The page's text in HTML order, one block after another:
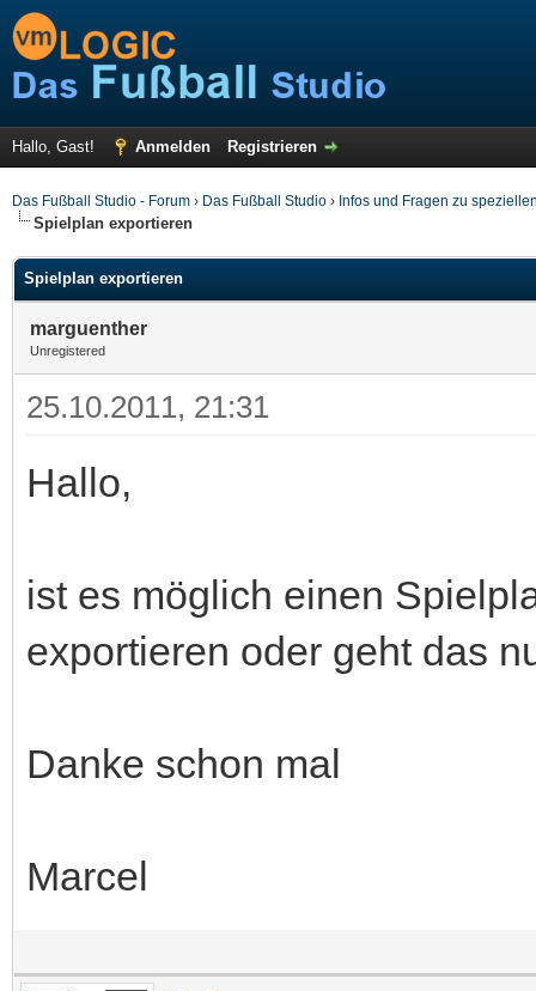
Hallo, Gast! Anmelden Registrieren
Das Fußball Studio - Forum › Das Fußball Studio › Infos und Fragen zu
Spielplan exportieren
Spielplan exportieren
marguenther
Unregistered
25.10.2011, 21:31
Hallo,
ist es möglich einen
exportieren oder geht das
Danke schon mal
Marcel